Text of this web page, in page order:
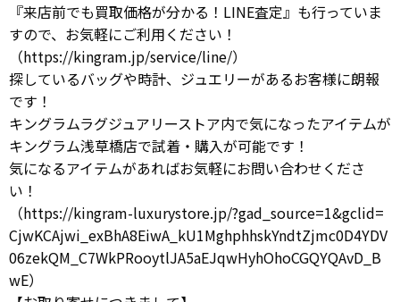
『来店前でも買取価格が分かる！LINE査定』も行っていま
すので、お気軽にご利用ください！
（https://kingram.jp/service/line/）
探しているバッグや時計、ジュエリーがあるお客様に朗報
です！
キングラムラグジュアリーストア内で気になったアイテムが
キングラム浅草橋店で試着・購入が可能です！
気になるアイテムがあればお気軽にお問い合わせくださ
い！
（https://kingram-luxurystore.jp/?gad_source=1&gclid=
CjwKCAjwi_exBhA8EiwA_kU1MghphhskYndtZjmc0D4YDV
06zekQM_C7WkPRooytlJA5aEJqwHyhOhoCGQYQAvD_B
wE）